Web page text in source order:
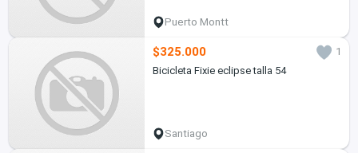
Puerto Montt
$325.000
1
Bicicleta Fixie eclipse talla 54
Santiago